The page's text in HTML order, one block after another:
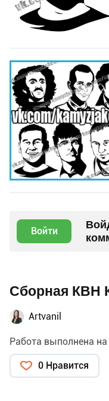
Войти
Сборная КВН
Artvanil
Работа выполнена на
0 Нравится